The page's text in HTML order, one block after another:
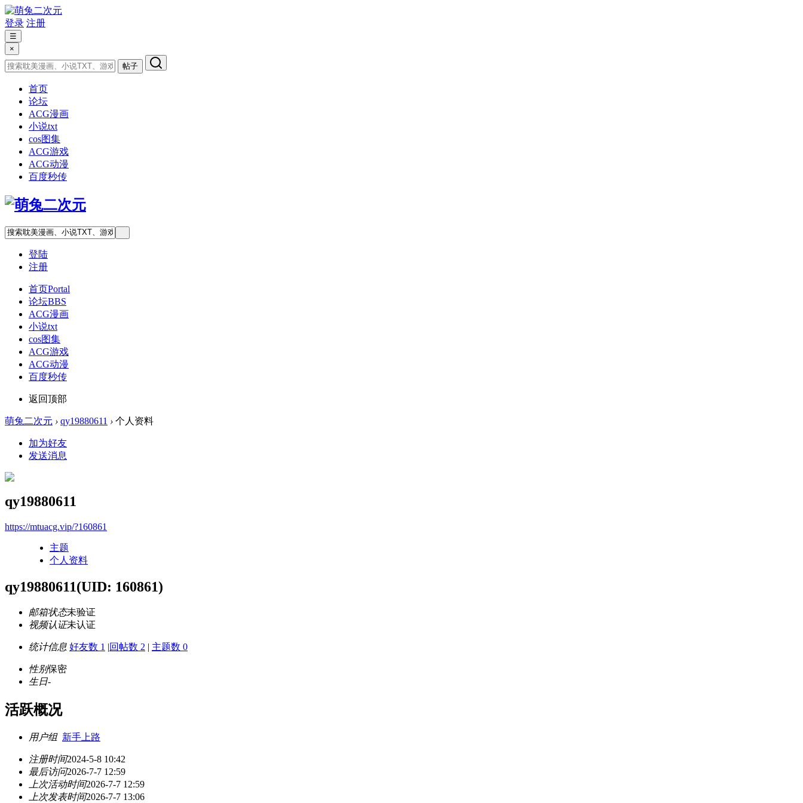
登录 注册
☰
×
帖子
首页
论坛
ACG漫画
小说txt
cos图集
ACG游戏
ACG动漫
百度秒传
登陆
注册
首页Portal
论坛BBS
ACG漫画
小说txt
cos图集
ACG游戏
ACG动漫
百度秒传
返回顶部
萌兔二次元 › qy19880611 › 个人资料
加为好友
发送消息
qy19880611
https://mtuacg.vip/?160861
主题
个人资料
qy19880611(UID: 160861)
邮箱状态未验证
视频认证未认证
统计信息 好友数 1 |回帖数 2 | 主题数 0
性别保密
生日-
活跃概况
用户组 新手上路
注册时间2024-5-8 10:42
最后访问2026-7-7 12:59
上次活动时间2026-7-7 12:59
上次发表时间2026-7-7 13:06